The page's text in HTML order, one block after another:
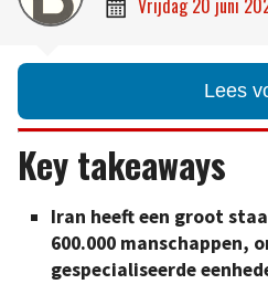

Lees
Key takeaways
Iran heeft een groot
600.000 manschappen,
gespecialiseerde